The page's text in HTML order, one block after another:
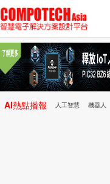
AI熱點播報 人工智慧 機器人